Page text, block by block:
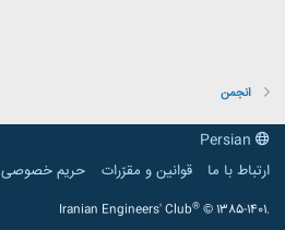
انجمن
ارتباط با ما
قوانین و مقرّرات حریم خصوصی
Iranian Engineers' Club® © 1385-1401.